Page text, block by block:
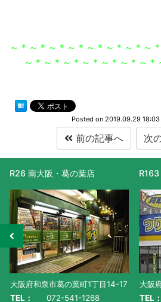
～＊～＊～＊～＊～＊～＊～＊～
～＊～＊～＊～＊～＊～＊～＊
Posted on 2019.09.29 18:03
前の記事へ 次
R26 南大阪・葛の葉店
大阪府和泉市葛の葉町1丁目14-17
TEL：
072-541-1268
大阪
TEL：